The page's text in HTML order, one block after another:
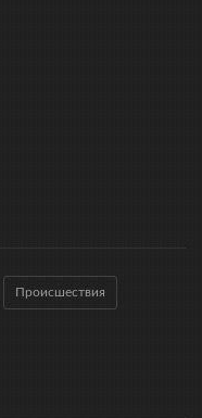
Происшествия